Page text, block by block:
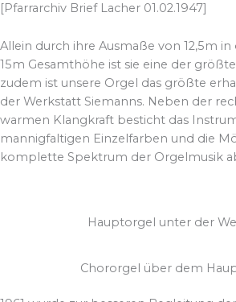
[Pfarrarchiv Brief Lacher 01.02.1947]
Allein durch ihre Ausmaße von 12,5m in
15m Gesamthöhe ist sie eine der
zudem ist unsere Orgel das größte
der Werkstatt Siemanns. Neben der
warmen Klangkraft besticht das
mannigfaltigen Einzelfarben und die
komplette Spektrum der Orgelmusik
Hauptorgel unter der
Chororgel über dem